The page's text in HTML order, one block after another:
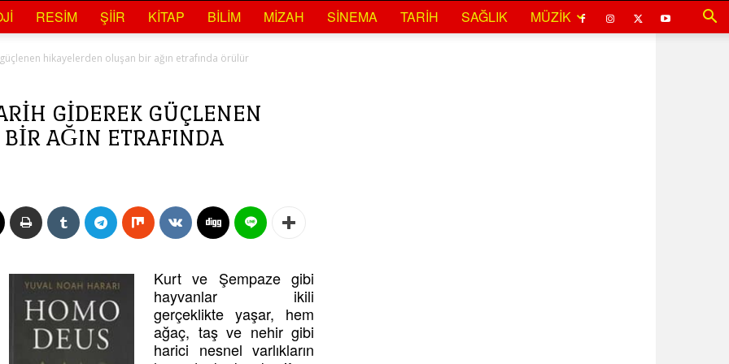
RESIM ŞIIR KITAP BILIM MIZAH SINEMA TARIH SAĞLIK MÜZIK
hikayelerden oluşan bir ağın etrafında örülür
GIDEREK GÜÇLENEN
AĞIN ETRAFINDA
Kurt ve Şempaze gibi
hayvanlar ikili
gerçeklikte yaşar, hem
ağaç, taş ve nehir gibi
harici nesnel varlıkların